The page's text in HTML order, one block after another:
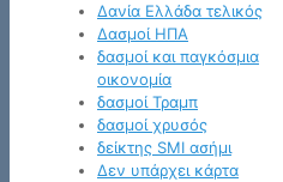
Δανία Ελλάδα τελικός
Δασμοί ΗΠΑ
δασμοί και παγκόσμια
οικονομία
δασμοί Τραμπ
δασμοί χρυσός
δείκτης SMI ασήμι
Δεν υπάρχει κάρτα